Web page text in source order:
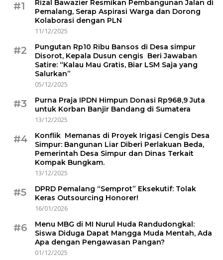
#1
Rizal Bawazier Resmikan Pembangunan Jalan di
Pemalang, Serap Aspirasi Warga dan Dorong
Kolaborasi dengan PLN
11/12/2025
#2
Pungutan Rp10 Ribu Bansos di Desa simpur
Disorot, Kepala Dusun cengis Beri Jawaban
Satire: “Kalau Mau Gratis, Biar LSM Saja yang
Salurkan”
05/12/2025
#3
Purna Praja IPDN Himpun Donasi Rp968,9 Juta
untuk Korban Banjir Bandang di Sumatera
13/12/2025
#4
Konflik Memanas di Proyek Irigasi Cengis Desa
Simpur: Bangunan Liar Diberi Perlakuan Beda,
Pemerintah Desa Simpur dan Dinas Terkait
Kompak Bungkam.
13/12/2025
#5
DPRD Pemalang “Semprot” Eksekutif: Tolak
Keras Outsourcing Honorer!
16/01/2026
#6
Menu MBG di MI Nurul Huda Randudongkal:
Siswa Diduga Dapat Mangga Muda Mentah, Ada
Apa dengan Pengawasan Pangan?
01/12/2025